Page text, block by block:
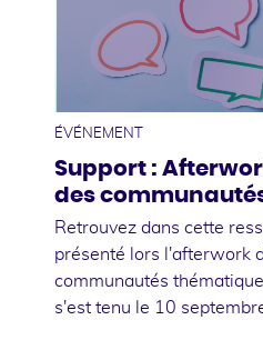
ÉVÉNEMENT
Support :
des
Retrouvez dans cette
présenté lors l'afterwork
communautés
s'est tenu le 10